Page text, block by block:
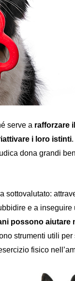
serve a rafforzare
i loro istinti.
dona grandi
sottovalutato:
e a inseguire
possono aiutare
strumenti utili per
fisico